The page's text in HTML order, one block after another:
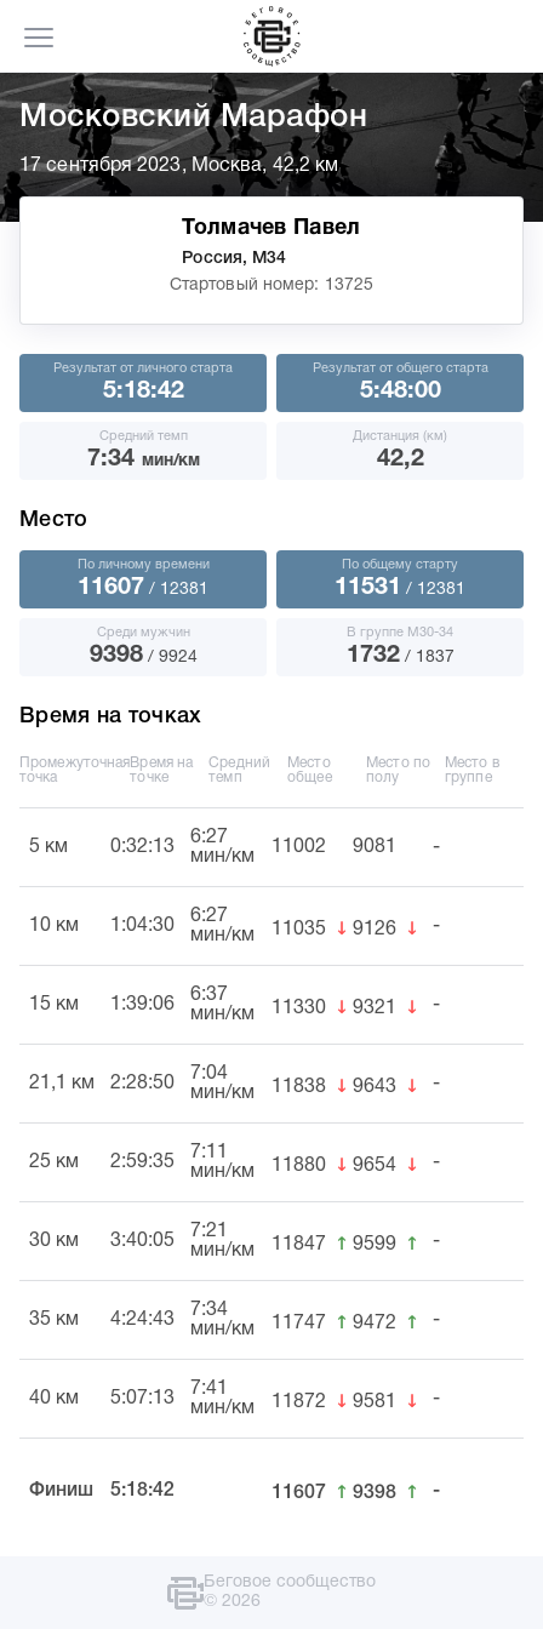
Московский Марафон
17 сентября 2023, Москва, 42,2 км
Толмачев Павел
Россия, М34
Стартовый номер: 13725
Результат от личного старта
5:18:42
Результат от общего старта
5:48:00
Средний темп
7:34 мин/км
Дистанция (км)
42,2
Место
По личному времени
11607 / 12381
По общему старту
11531 / 12381
Среди мужчин
9398/ 9924
В группе М30-34
1732/ 1837
Время на точках
Промежуточная
точка
Время на
точке
Средний
темп
Место
общее
Место по
полу
Место в
группе
5 км 0:32:13
6:27
мин/км
11002 9081 -
10 км 1:04:30
6:27
мин/км
11035 ↓ 9126 ↓ -
15 км 1:39:06
6:37
мин/км
11330 ↓ 9321 ↓ -
21,1 км 2:28:50
7:04
мин/км
11838 ↓ 9643 ↓ -
25 км 2:59:35
7:11
мин/км
11880 ↓ 9654 ↓ -
30 км 3:40:05
7:21
мин/км
11847 ↑ 9599 ↑ -
35 км 4:24:43
7:34
мин/км
11747 ↑ 9472 ↑ -
40 км 5:07:13
7:41
мин/км
11872 ↓ 9581 ↓ -
Финиш 5:18:42 11607 ↑ 9398 ↑ -
Беговое сообщество
© 2026